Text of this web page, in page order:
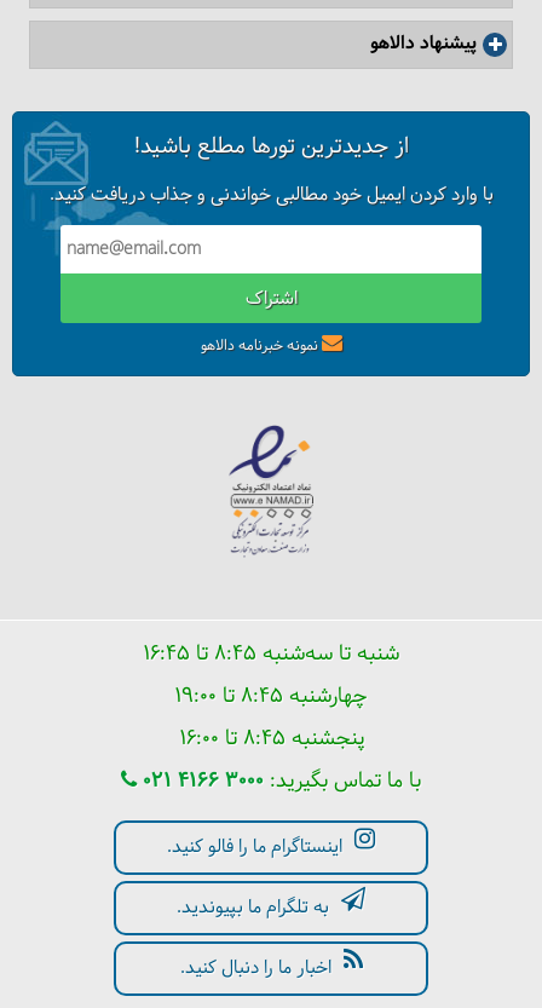
پیشنهاد دالاهو
از جدیدترین تورها مطلع باشید!
با وارد کردن ایمیل خود مطالبی خواندنی و جذاب دریافت کنید.
اشتراک
نمونه خبرنامه دالاهو
شنبه تا سه‌شنبه ۸:۴۵ تا ۱۶:۴۵
چهارشنبه ۸:۴۵ تا ۱۹:۰۰
پنجشنبه ۸:۴۵ تا ۱۶:۰۰
با ما تماس بگیرید: 021 4166 3000
اینستاگرام ما را فالو کنید.
به تلگرام ما بپیوندید.
اخبار ما را دنبال کنید.